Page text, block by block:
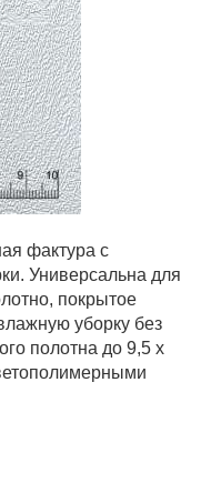
фактура с
Универсальна для
покрытое
уборку без
полотна до 9,5 х